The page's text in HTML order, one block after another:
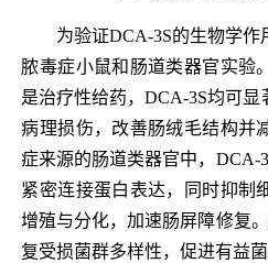
为验证DCA-3S的生物学
脓毒症小鼠和肠道类器官实验
是治疗性给药，DCA-3S均可
病理损伤，改善肠绒毛结构并
症来源的肠道类器官中，DCA-
紧密连接蛋白表达，同时抑制
增殖与分化，加速肠屏障修复
复受损菌群多样性，促进有益菌